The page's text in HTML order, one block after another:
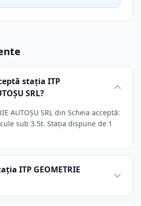
stația ITP
SRL?
AUTOŞU SRL din Scheia acceptă:
sub 3.5t. Stația dispune de 1
ITP GEOMETRIE